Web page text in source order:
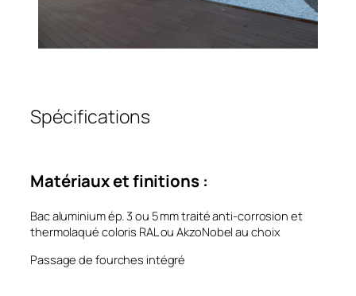
Spécifications
Matériaux et finitions :
Bac aluminium ép. 3 ou 5 mm traité anti-corrosion et
thermolaqué coloris RAL ou AkzoNobel au choix
Passage de fourches intégré